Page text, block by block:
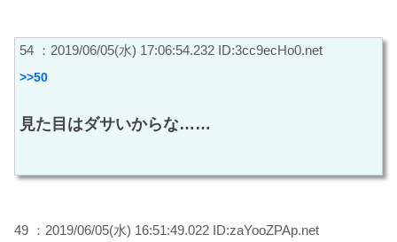
54 ：2019/06/05(水) 17:06:54.232 ID:3cc9ecHo0.net
>>50
見た目はダサいからな……
49 ：2019/06/05(水) 16:51:49.022 ID:zaYooZPAp.net